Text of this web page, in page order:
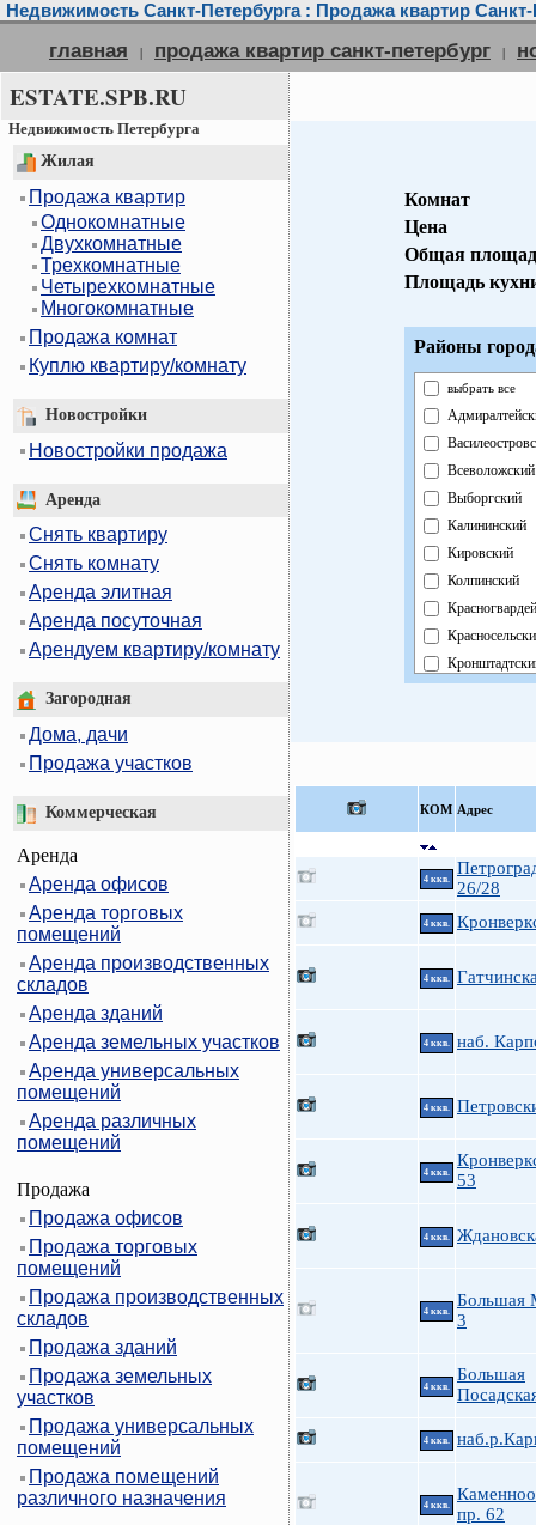
Недвижимость Санкт-Петербурга : Продажа квартир Санкт-
главная | продажа квартир санкт-петербург |
ESTATE.SPB.RU
Недвижимость Петербурга
Жилая
Продажа квартир
Однокомнатные
Двухкомнатные
Трехкомнатные
Четырехкомнатные
Многокомнатные
Продажа комнат
Куплю квартиру/комнату
Новостройки
Новостройки продажа
Аренда
Снять квартиру
Снять комнату
Аренда элитная
Аренда посуточная
Арендуем квартиру/комнату
Загородная
Дома, дачи
Продажа участков
Коммерческая
Аренда
Аренда офисов
Аренда торговых
помещений
Аренда производственных
складов
Аренда зданий
Аренда земельных участков
Аренда универсальных
помещений
Аренда различных
помещений
Продажа
Продажа офисов
Продажа торговых
помещений
Продажа производственных
складов
Продажа зданий
Продажа земельных
участков
Продажа универсальных
помещений
Продажа помещений
различного назначения
Комнат
Цена
Общая
Площадь
Районы
выбрать все
Всеволожский
Выборгский
Калининский
Кировский
Колпинский
Павловский
Приморский
Пушкинский
Фрунзенский
Центральный
КOМ Адрес
4 ккв.
26/28
4 ккв.
4 ккв.
4 ккв. наб.
4 ккв.
4 ккв.
53
4 ккв.
4 ккв.
Большая
3
4 ккв.
Большая
4 ккв.
4 ккв.
пр. 62